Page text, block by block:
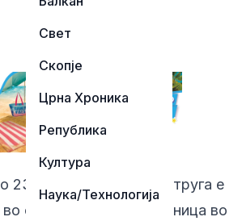
Свет
Скопје
Црна Хроника
Република
Култура
Наука/Технологија
23:00 часот, во ОВР Струга е
во спортска обложувалница во